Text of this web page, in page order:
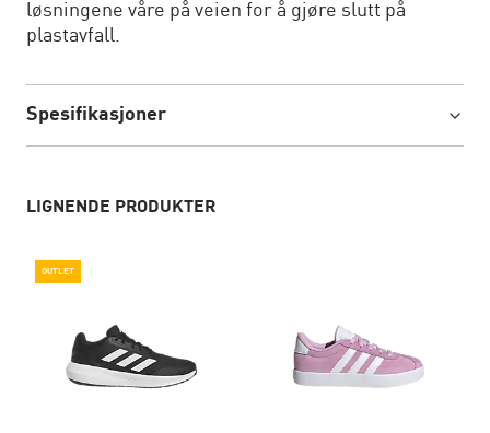
løsningene våre på veien for å gjøre slutt på
plastavfall.
Spesifikasjoner
LIGNENDE PRODUKTER
OUTLET